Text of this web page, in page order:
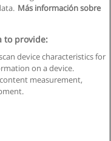
: B-95610580: -
Más información sobre
to provide:
device characteristics for
on a device.
measurement,